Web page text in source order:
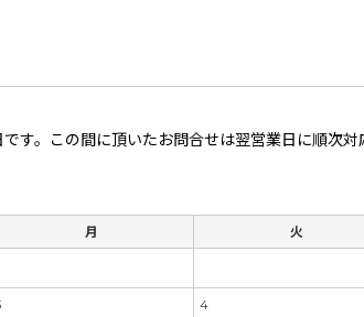
す。この間に頂いたお問合せは翌営業日に順次対
月 火
4